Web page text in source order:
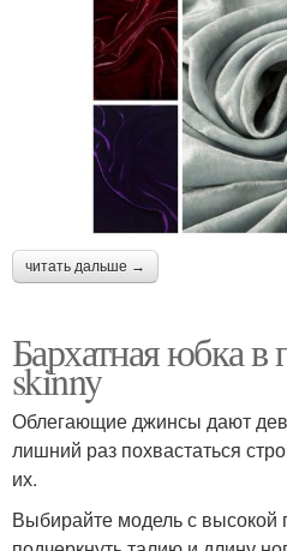
читать дальше →
Бархатная юбка
skinny
Облегающие джинсы дают
лишний раз похвастаться
их.
Выбирайте модель с высокой